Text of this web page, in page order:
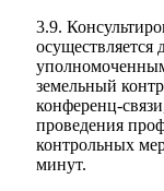
3.9.
земельный
конференц-
проведения
контрольных
минут.